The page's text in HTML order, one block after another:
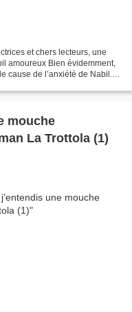
et chers lecteurs, une
amoureux Bien évidemment,
cause de l’anxiété de Nabil.
mouche
La Trottola (1)